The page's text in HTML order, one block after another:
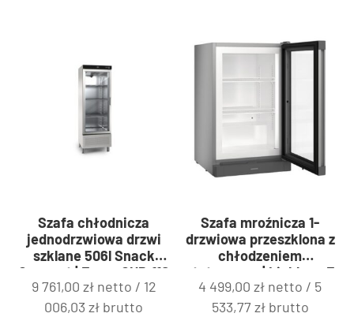
Szafa chłodnicza
jednodrzwiowa drzwi
szklane 506l Snack
Concept | Fagor CUP-11S
GD
9 761,00 zł netto / 12
006,03zł brutto
Szafa mroźnicza 1-
drzwiowa przeszklona z
chłodzeniem
statycznym | Liebherr F
913
4 499,00zł netto / 5
533,77 złbrutto